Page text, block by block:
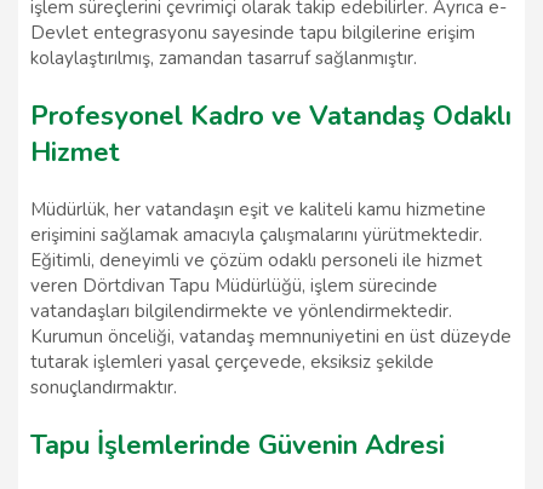
işlem süreçlerini çevrimiçi olarak takip edebilirler. Ayrıca e-
Devlet entegrasyonu sayesinde tapu bilgilerine erişim
kolaylaştırılmış, zamandan tasarruf sağlanmıştır.
Profesyonel Kadro ve Vatandaş Odaklı
Hizmet
Müdürlük, her vatandaşın eşit ve kaliteli kamu hizmetine
erişimini sağlamak amacıyla çalışmalarını yürütmektedir.
Eğitimli, deneyimli ve çözüm odaklı personeli ile hizmet
veren Dörtdivan Tapu Müdürlüğü, işlem sürecinde
vatandaşları bilgilendirmekte ve yönlendirmektedir.
Kurumun önceliği, vatandaş memnuniyetini en üst düzeyde
tutarak işlemleri yasal çerçevede, eksiksiz şekilde
sonuçlandırmaktır.
Tapu İşlemlerinde Güvenin Adresi